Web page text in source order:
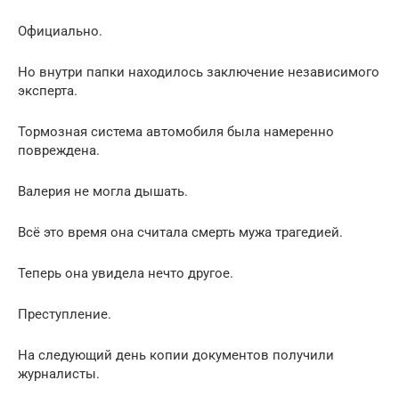
Официально.
Но внутри папки находилось заключение независимого
эксперта.
Тормозная система автомобиля была намеренно
повреждена.
Валерия не могла дышать.
Всё это время она считала смерть мужа трагедией.
Теперь она увидела нечто другое.
Преступление.
На следующий день копии документов получили
журналисты.